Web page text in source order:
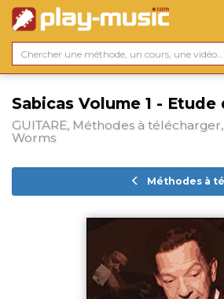
Sabicas Volume 1 -
GUITARE, Méthodes à
Worms
Méthodes à